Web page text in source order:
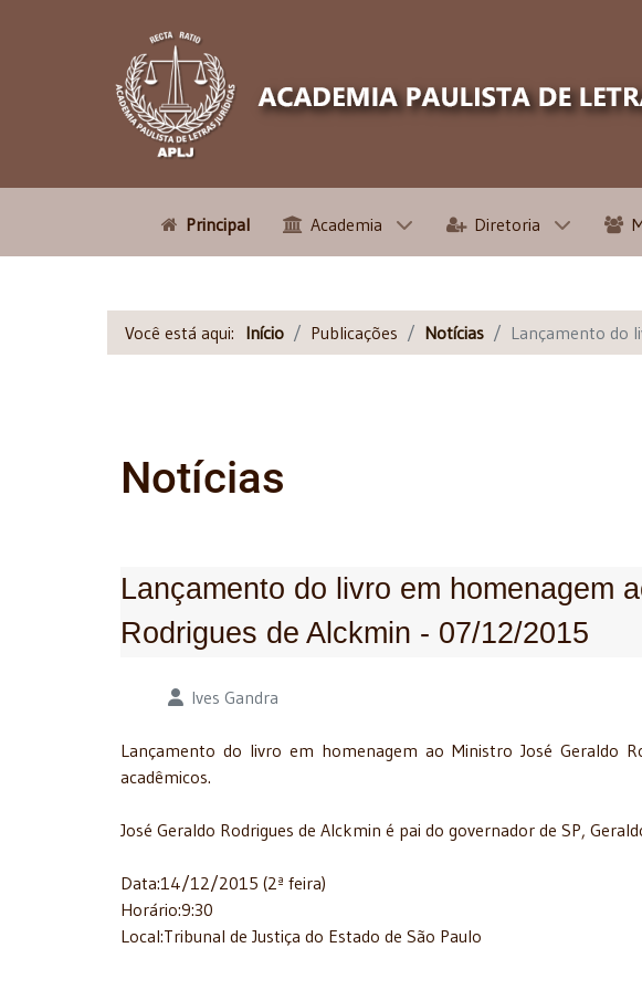
Principal Academia Diretoria
Você está aqui: Início Publicações Notícias Lançamento do
Notícias
Lançamento do livro em homenagem
Rodrigues de Alckmin - 07/12/2015
Detalhes Ives Gandra
Lançamento do livro em homenagem ao Ministro José Geraldo
acadêmicos.
José Geraldo Rodrigues de Alckmin é pai do governador de SP,
Data:14/12/2015 (2ª feira)
Horário:9:30
Local:Tribunal de Justiça do Estado de São Paulo